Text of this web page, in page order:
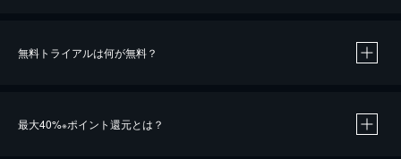
無料トライアルは何が無料？
最大40%※ポイント還元とは？